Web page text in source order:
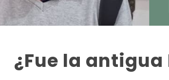
¿Fue la